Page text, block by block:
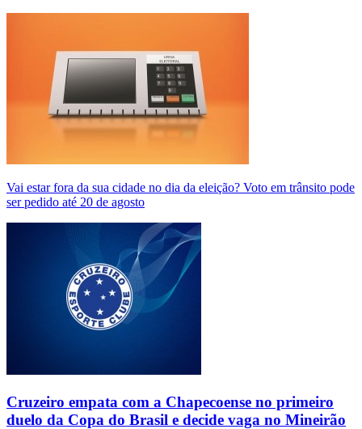
Vai estar fora da sua cidade no dia da eleição? Voto em trânsito pode
ser pedido até 20 de agosto
Cruzeiro empata com a Chapecoense no primeiro
duelo da Copa do Brasil e decide vaga no Mineirão